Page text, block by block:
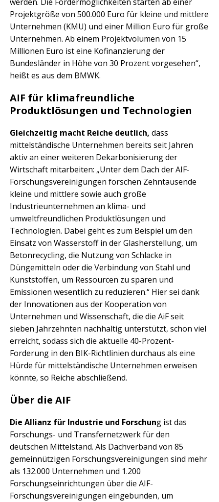
Projektgröße von 500.000 Euro für kleine und mittlere
Unternehmen (KMU) und einer Million Euro für große
Unternehmen. Ab einem Projektvolumen von 15
Millionen Euro ist eine Kofinanzierung der
Bundesländer in Höhe von 30 Prozent vorgesehen“,
heißt es aus dem BMWK.
AIF für klimafreundliche
Produktlösungen und Technologien
Gleichzeitig macht Reiche deutlich, dass
mittelständische Unternehmen bereits seit Jahren
aktiv an einer weiteren Dekarbonisierung der
Wirtschaft mitarbeiten: „Unter dem Dach der AIF-
Forschungsvereinigungen forschen Zehntausende
kleine und mittlere sowie auch große
Industrieunternehmen an klima- und
umweltfreundlichen Produktlösungen und
Technologien. Dabei geht es zum Beispiel um den
Einsatz von Wasserstoff in der Glasherstellung, um
Betonrecycling, die Nutzung von Schlacke in
Düngemitteln oder die Verbindung von Stahl und
Kunststoffen, um Ressourcen zu sparen und
Emissionen wesentlich zu reduzieren.“ Hier sei dank
der Innovationen aus der Kooperation von
Unternehmen und Wissenschaft, die die AiF seit
sieben Jahrzehnten nachhaltig unterstützt, schon viel
erreicht, sodass sich die aktuelle 40-Prozent-
Forderung in den BIK-Richtlinien durchaus als eine
Hürde für mittelständische Unternehmen erweisen
könnte, so Reiche abschließend.
Über die AIF
Die Allianz für Industrie und Forschung ist das
Forschungs- und Transfernetzwerk für den
deutschen Mittelstand. Als Dachverband von 85
gemeinnützigen Forschungsvereinigungen sind mehr
als 132.000 Unternehmen und 1.200
Forschungseinrichtungen über die AIF-
Forschungsvereinigungen eingebunden, um